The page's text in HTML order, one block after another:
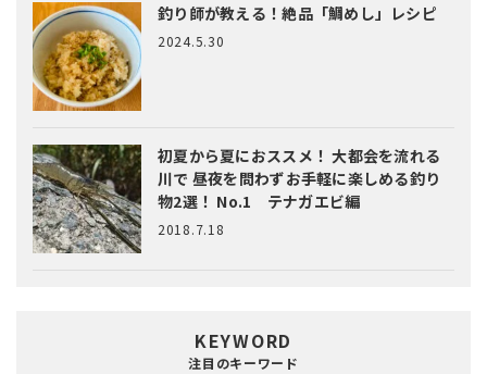
釣り師が教える！絶品「鯛めし」レシピ
2024.5.30
初夏から夏におススメ！ 大都会を流れる
川で 昼夜を問わずお手軽に楽しめる釣り
物2選！ No.1 テナガエビ編
2018.7.18
KEYWORD
注目のキーワード